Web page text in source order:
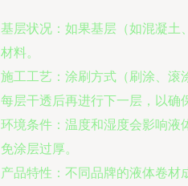
基层状况：如果基层（如混凝土
材料。
施工工艺：涂刷方式（刷涂、滚
每层干透后再进行下一层，以确
环境条件：温度和湿度会影响液
免涂层过厚。
产品特性：不同品牌的液体卷材